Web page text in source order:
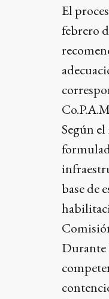
El
febrero
Según
base de
Durante